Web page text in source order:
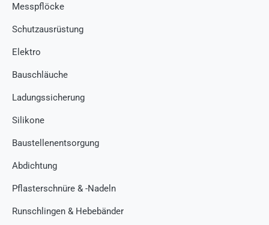
Messpflöcke
Schutzausrüstung
Elektro
Bauschläuche
Ladungssicherung
Silikone
Baustellenentsorgung
Abdichtung
Pflasterschnüre & -Nadeln
Runschlingen & Hebebänder